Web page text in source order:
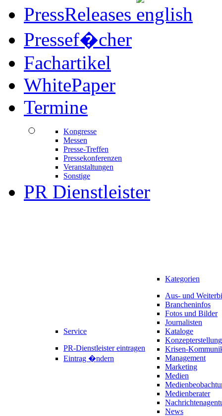
PressReleases
Pressef�cher
Fachartikel
WhitePaper
Termine
Kongresse
Messen
Presse-Treffen
Pressekonferenzen
Veranstaltungen
Sonstige
PR Dienstleister
Service
PR-Dienstleister eintragen
Eintrag �ndern
Kategorien
Aus- und
Brancheninfos
Fotos und Bilder
Journalisten
Kataloge
Konzepterstellung
Krisen-
Management
Marketing
Medien
Medienberater
News